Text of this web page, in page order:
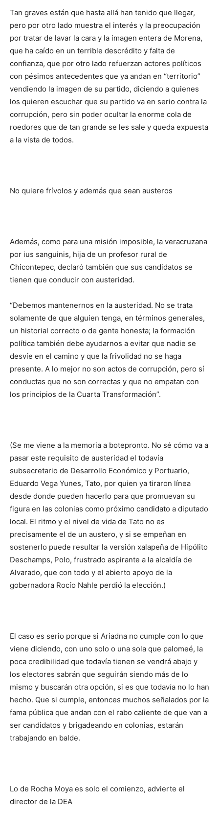
Tan graves están que hasta allá han tenido que llegar,
pero por otro lado muestra el interés y la preocupación
por tratar de lavar la cara y la imagen entera de Morena,
que ha caído en un terrible descrédito y falta de
confianza, que por otro lado refuerzan actores políticos
con pésimos antecedentes que ya andan en “territorio”
vendiendo la imagen de su partido, diciendo a quienes
los quieren escuchar que su partido va en serio contra la
corrupción, pero sin poder ocultar la enorme cola de
roedores que de tan grande se les sale y queda expuesta
a la vista de todos.
No quiere frívolos y además que sean austeros
Además, como para una misión imposible, la veracruzana
por ius sanguinis, hija de un profesor rural de
Chicontepec, declaró también que sus candidatos se
tienen que conducir con austeridad.
“Debemos mantenernos en la austeridad. No se trata
solamente de que alguien tenga, en términos generales,
un historial correcto o de gente honesta; la formación
política también debe ayudarnos a evitar que nadie se
desvíe en el camino y que la frivolidad no se haga
presente. A lo mejor no son actos de corrupción, pero sí
conductas que no son correctas y que no empatan con
los principios de la Cuarta Transformación”.
(Se me viene a la memoria a botepronto. No sé cómo va a
pasar este requisito de austeridad el todavía
subsecretario de Desarrollo Económico y Portuario,
Eduardo Vega Yunes, Tato, por quien ya tiraron línea
desde donde pueden hacerlo para que promuevan su
figura en las colonias como próximo candidato a diputado
local. El ritmo y el nivel de vida de Tato no es
precisamente el de un austero, y si se empeñan en
sostenerlo puede resultar la versión xalapeña de Hipólito
Deschamps, Polo, frustrado aspirante a la alcaldía de
Alvarado, que con todo y el abierto apoyo de la
gobernadora Rocío Nahle perdió la elección.)
El caso es serio porque si Ariadna no cumple con lo que
viene diciendo, con uno solo o una sola que palomeé, la
poca credibilidad que todavía tienen se vendrá abajo y
los electores sabrán que seguirán siendo más de lo
mismo y buscarán otra opción, si es que todavía no lo han
hecho. Que si cumple, entonces muchos señalados por la
fama pública que andan con el rabo caliente de que van a
ser candidatos y brigadeando en colonias, estarán
trabajando en balde.
Lo de Rocha Moya es solo el comienzo, advierte el
director de la DEA